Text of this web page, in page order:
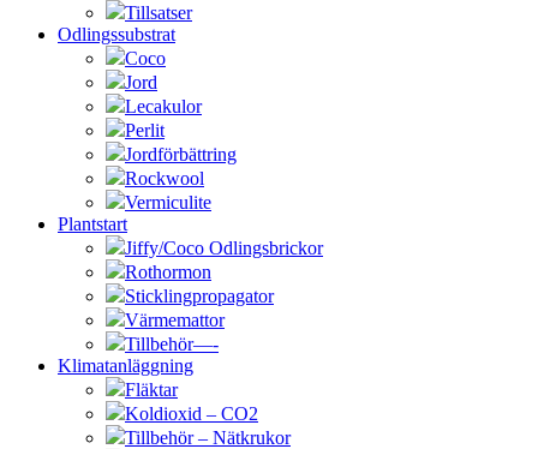
Tillsatser
Odlingssubstrat
Coco
Jord
Lecakulor
Perlit
Jordförbättring
Rockwool
Vermiculite
Plantstart
Jiffy/Coco Odlingsbrickor
Rothormon
Sticklingpropagator
Värmemattor
Tillbehör—-
Klimatanläggning
Fläktar
Koldioxid – CO2
Tillbehör – Nätkrukor